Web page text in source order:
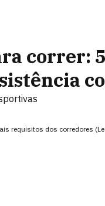
correr:
requisitos dos corredores